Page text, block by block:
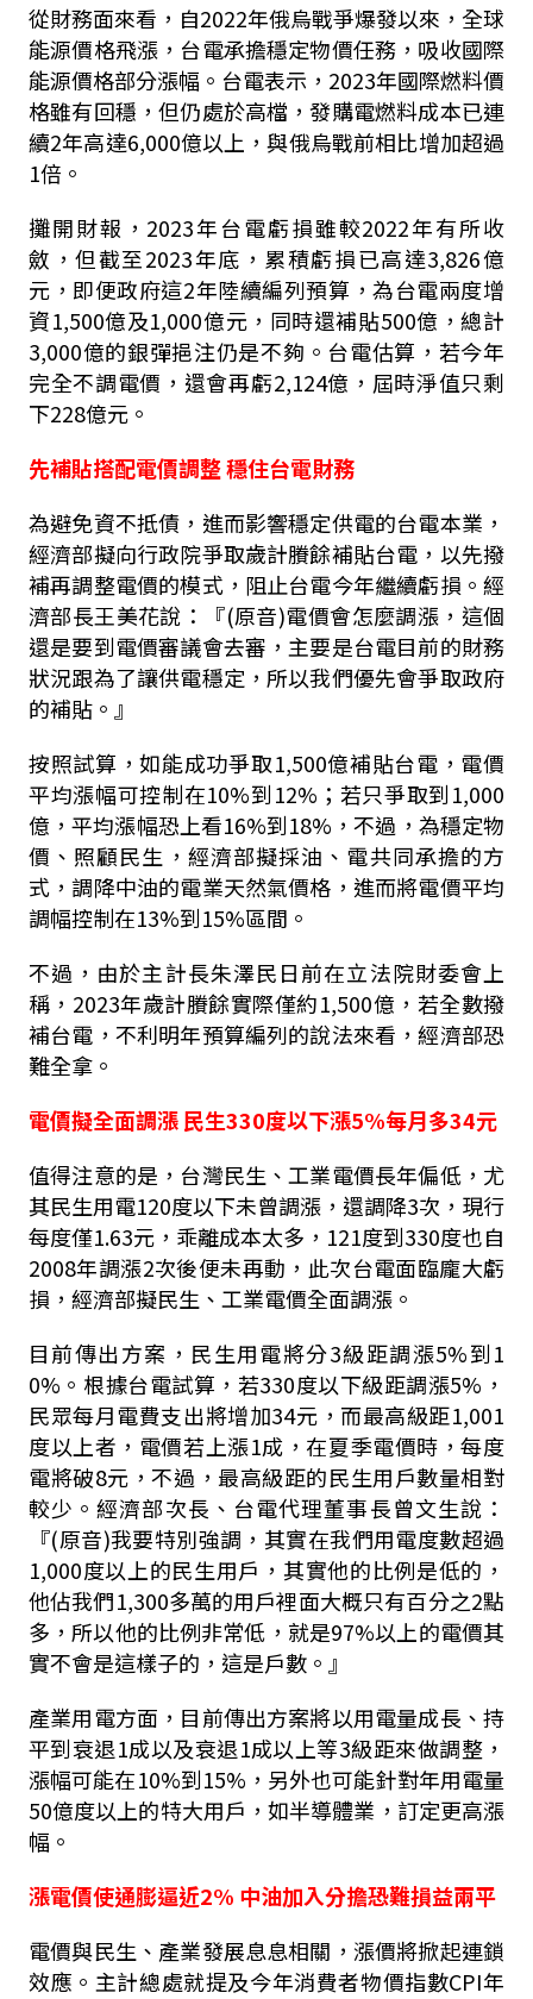
從財務面來看，自2022年俄烏戰爭爆發以來，全球
能源價格飛漲，台電承擔穩定物價任務，吸收國際
能源價格部分漲幅。台電表示，2023年國際燃料價
格雖有回穩，但仍處於高檔，發購電燃料成本已連
續2年高達6,000億以上，與俄烏戰前相比增加超過
1倍。
攤開財報，2023年台電虧損雖較2022年有所收
斂，但截至2023年底，累積虧損已高達3,826億
元，即便政府這2年陸續編列預算，為台電兩度增
資1,500億及1,000億元，同時還補貼500億，總計
3,000億的銀彈挹注仍是不夠。台電估算，若今年
完全不調電價，還會再虧2,124億，屆時淨值只剩
下228億元。
先補貼搭配電價調整 穩住台電財務
為避免資不抵債，進而影響穩定供電的台電本業，
經濟部擬向行政院爭取歲計賸餘補貼台電，以先撥
補再調整電價的模式，阻止台電今年繼續虧損。經
濟部長王美花說：『(原音)電價會怎麼調漲，這個
還是要到電價審議會去審，主要是台電目前的財務
狀況跟為了讓供電穩定，所以我們優先會爭取政府
的補貼。』
按照試算，如能成功爭取1,500億補貼台電，電價
平均漲幅可控制在10%到12%；若只爭取到1,000
億，平均漲幅恐上看16%到18%，不過，為穩定物
價、照顧民生，經濟部擬採油、電共同承擔的方
式，調降中油的電業天然氣價格，進而將電價平均
調幅控制在13%到15%區間。
不過，由於主計長朱澤民日前在立法院財委會上
稱，2023年歲計賸餘實際僅約1,500億，若全數撥
補台電，不利明年預算編列的說法來看，經濟部恐
難全拿。
電價擬全面調漲 民生330度以下漲5%每月多34元
值得注意的是，台灣民生、工業電價長年偏低，尤
其民生用電120度以下未曾調漲，還調降3次，現行
每度僅1.63元，乖離成本太多，121度到330度也自
2008年調漲2次後便未再動，此次台電面臨龐大虧
損，經濟部擬民生、工業電價全面調漲。
目前傳出方案，民生用電將分3級距調漲5%到1
0%。根據台電試算，若330度以下級距調漲5%，
民眾每月電費支出將增加34元，而最高級距1,001
度以上者，電價若上漲1成，在夏季電價時，每度
電將破8元，不過，最高級距的民生用戶數量相對
較少。經濟部次長、台電代理董事長曾文生說：
『(原音)我要特別強調，其實在我們用電度數超過
1,000度以上的民生用戶，其實他的比例是低的，
他佔我們1,300多萬的用戶裡面大概只有百分之2點
多，所以他的比例非常低，就是97%以上的電價其
實不會是這樣子的，這是戶數。』
產業用電方面，目前傳出方案將以用電量成長、持
平到衰退1成以及衰退1成以上等3級距來做調整，
漲幅可能在10%到15%，另外也可能針對年用電量
50億度以上的特大用戶，如半導體業，訂定更高漲
幅。
漲電價使通膨逼近2% 中油加入分擔恐難損益兩平
電價與民生、產業發展息息相關，漲價將掀起連鎖
效應。主計總處就提及今年消費者物價指數CPI年